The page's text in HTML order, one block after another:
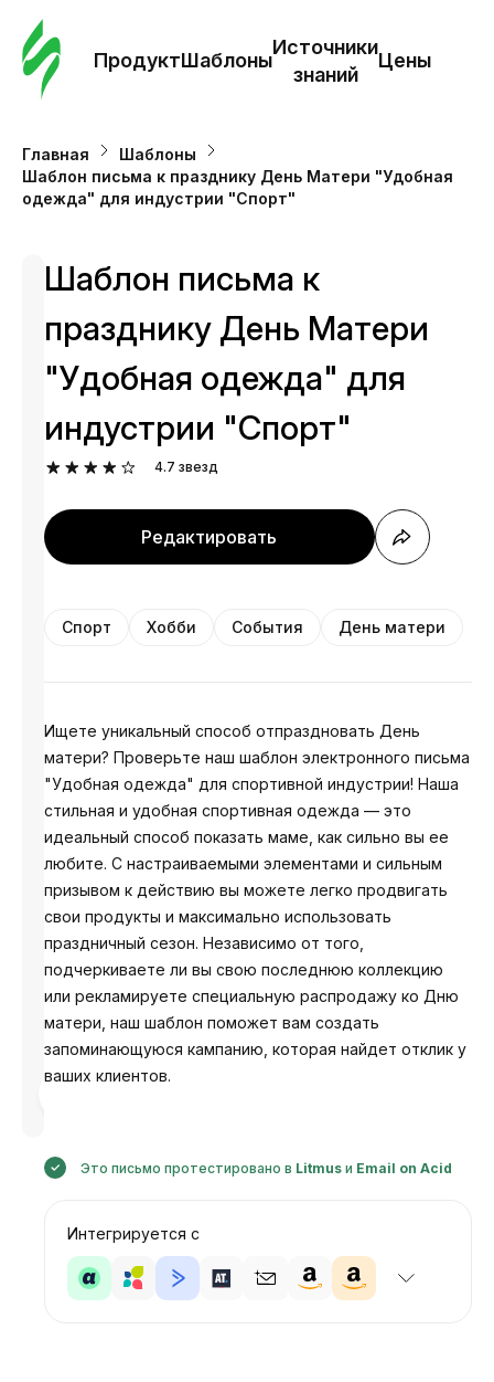
ПродуктШаблоны
Источники
знаний
Цены
Главная
Шаблоны
Шаблон письма к празднику День Матери "Удобная
одежда" для индустрии "Спорт"
Разработано
Шаблон письма к
празднику День Матери
"Удобная одежда" для
индустрии "Спорт"
4.7 звезд
Редактировать
Спорт Хобби События День матери
Ищете уникальный способ отпраздновать День
матери? Проверьте наш шаблон электронного письма
"Удобная одежда" для спортивной индустрии! Наша
стильная и удобная спортивная одежда — это
идеальный способ показать маме, как сильно вы ее
любите. С настраиваемыми элементами и сильным
призывом к действию вы можете легко продвигать
свои продукты и максимально использовать
праздничный сезон. Независимо от того,
подчеркиваете ли вы свою последнюю коллекцию
или рекламируете специальную распродажу ко Дню
матери, наш шаблон поможет вам создать
запоминающуюся кампанию, которая найдет отклик у
ваших клиентов.
Это письмо протестировано в Litmusи Email on Acid
Интегрируется с